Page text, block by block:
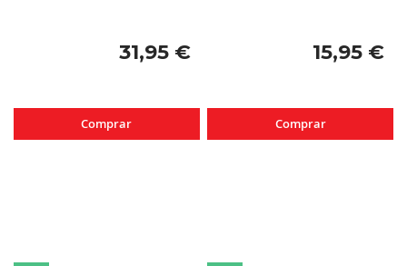
31,95 €
Comprar
15,95 €
Comprar